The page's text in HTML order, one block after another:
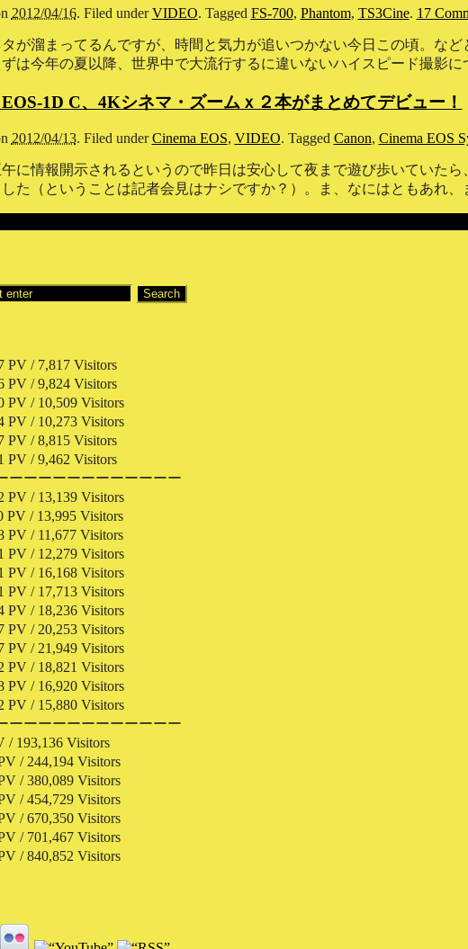
2012/04/16. Filed underVIDEO. Tagged FS-700, Phantom, TS3Cine. 17
が溜まってるんですが、時間と気力が追いつかない今日この頃。な
は今年の夏以降、世界中で大流行するに違いないハイスピード撮影
1D C、4Kシネマ・ズームｘ２本がまとめてデビュー！
2012/04/13. Filed underCinema EOS, VIDEO. Tagged Canon, Cinema EOS
に情報開示されるというので昨日は安心して夜まで遊び歩いていた
た（ということは記者会見はナシですか？）。ま、なにはともあれ
PV / 7,817 Visitors
PV / 9,824 Visitors
PV / 10,509 Visitors
PV / 10,273 Visitors
PV / 8,815 Visitors
PV / 9,462 Visitors
ーーーーーーーーーーーー
PV / 13,139 Visitors
PV / 13,995 Visitors
PV / 11,677 Visitors
PV / 12,279 Visitors
PV / 16,168 Visitors
PV / 17,713 Visitors
PV / 18,236 Visitors
PV / 20,253 Visitors
PV / 21,949 Visitors
PV / 18,821 Visitors
PV / 16,920 Visitors
PV / 15,880 Visitors
ーーーーーーーーーーーー
/ 193,136 Visitors
/ 244,194 Visitors
/ 380,089 Visitors
/ 454,729 Visitors
/ 670,350 Visitors
/ 701,467 Visitors
/ 840,852 Visitors